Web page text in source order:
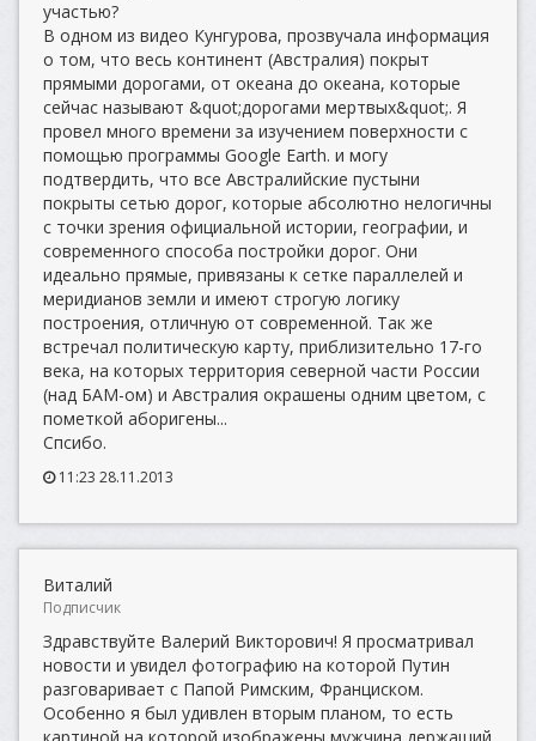
участью?
В одном из видео Кунгурова, прозвучала информация
о том, что весь континент (Австралия) покрыт
прямыми дорогами, от океана до океана, которые
сейчас называют &quot;дорогами мертвых&quot;. Я
провел много времени за изучением поверхности с
помощью программы Google Earth. и могу
подтвердить, что все Австралийские пустыни
покрыты сетью дорог, которые абсолютно нелогичны
с точки зрения официальной истории, географии, и
современного способа постройки дорог. Они
идеально прямые, привязаны к сетке параллелей и
меридианов земли и имеют строгую логику
построения, отличную от современной. Так же
встречал политическую карту, приблизительно 17-го
века, на которых территория северной части России
(над БАМ-ом) и Австралия окрашены одним цветом, с
пометкой аборигены...
Спсибо.
11:23 28.11.2013
Виталий
Подписчик
Здравствуйте Валерий Викторович! Я просматривал
новости и увидел фотографию на которой Путин
разговаривает с Папой Римским, Франциском.
Особенно я был удивлен вторым планом, то есть